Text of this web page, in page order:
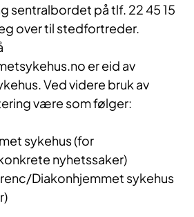
sentralbordet på tlf. 22 45 15
over til stedfortreder.
er eid av
Ved videre bruk av
være som følger:
sykehus (for
nyhetssaker)
Diakonhjemmet sykehus